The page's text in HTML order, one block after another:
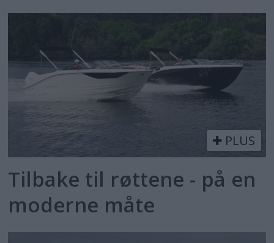
PLUS
Tilbake til røttene - på en
moderne måte